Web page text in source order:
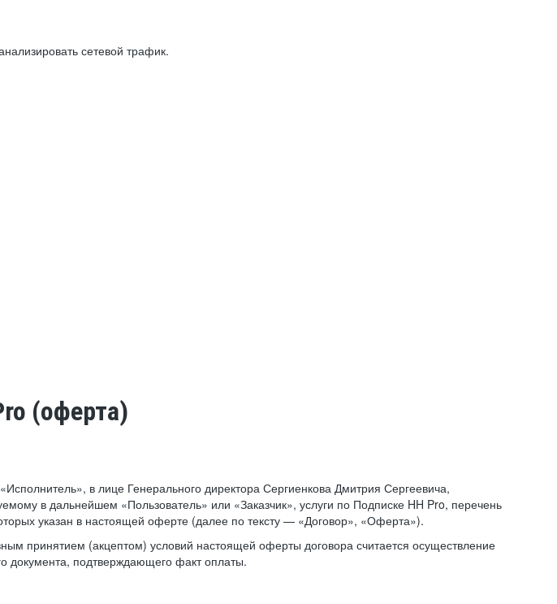
сетевой трафик.
(оферта)
в лице Генерального директора Сергиенкова Дмитрия Сергеевича,
в дальнейшем «Пользователь» или «Заказчик», услуги по Подписке HH Pro, перечень
указан в настоящей оферте (далее по тексту — «Договор», «Оферта»).
принятием (акцептом) условий настоящей оферты договора считается осуществление
документа, подтверждающего факт оплаты.